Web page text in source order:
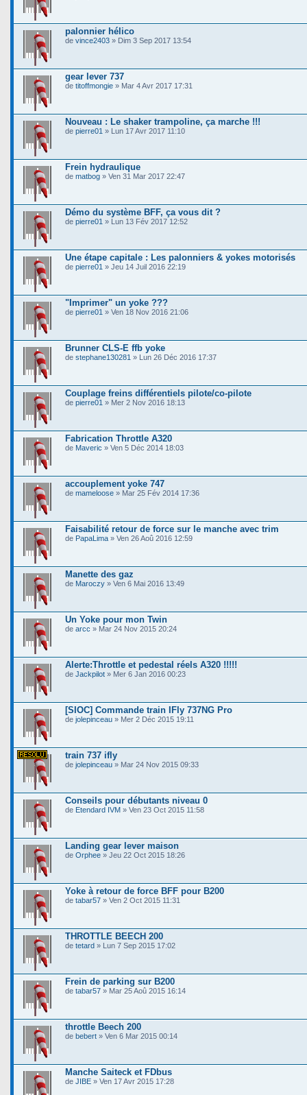
palonnier hélico
de vince2403 » Dim 3 Sep 2017 13:54
gear lever 737
de titoffmongie » Mar 4 Avr 2017 17:31
Nouveau : Le shaker trampoline, ça marche !!!
de pierre01 » Lun 17 Avr 2017 11:10
Frein hydraulique
de matbog » Ven 31 Mar 2017 22:47
Démo du système BFF, ça vous dit ?
de pierre01 » Lun 13 Fév 2017 12:52
Une étape capitale : Les palonniers & yokes motorisés
de pierre01 » Jeu 14 Juil 2016 22:19
"Imprimer" un yoke ???
de pierre01 » Ven 18 Nov 2016 21:06
Brunner CLS-E ffb yoke
de stephane130281 » Lun 26 Déc 2016 17:37
Couplage freins différentiels pilote/co-pilote
de pierre01 » Mer 2 Nov 2016 18:13
Fabrication Throttle A320
de Maveric » Ven 5 Déc 2014 18:03
accouplement yoke 747
de mameloose » Mar 25 Fév 2014 17:36
Faisabilité retour de force sur le manche avec trim
de PapaLima » Ven 26 Aoû 2016 12:59
Manette des gaz
de Maroczy » Ven 6 Mai 2016 13:49
Un Yoke pour mon Twin
de arcc » Mar 24 Nov 2015 20:24
Alerte:Throttle et pedestal réels A320 !!!!!
de Jackpilot » Mer 6 Jan 2016 00:23
[SIOC] Commande train IFly 737NG Pro
de jolepinceau » Mer 2 Déc 2015 19:11
train 737 ifly
de jolepinceau » Mar 24 Nov 2015 09:33
Conseils pour débutants niveau 0
de Etendard IVM » Ven 23 Oct 2015 11:58
Landing gear lever maison
de Orphee » Jeu 22 Oct 2015 18:26
Yoke à retour de force BFF pour B200
de tabar57 » Ven 2 Oct 2015 11:31
THROTTLE BEECH 200
de tetard » Lun 7 Sep 2015 17:02
Frein de parking sur B200
de tabar57 » Mar 25 Aoû 2015 16:14
throttle Beech 200
de bebert » Ven 6 Mar 2015 00:14
Manche Saiteck et FDbus
de JIBE » Ven 17 Avr 2015 17:28